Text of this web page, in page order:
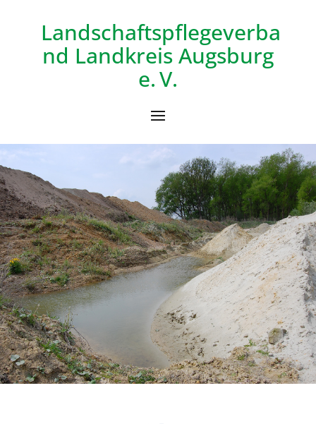
Landschaftspflegeverba
nd Landkreis Augsburg
e. V.